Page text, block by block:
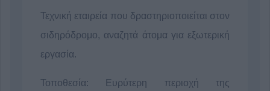
Τεχνική εταιρεία που δραστηριοποιείται στον
σιδηρόδρομο, αναζητά άτομα για εξωτερική
εργασία.
Τοποθεσία: Ευρύτερη περιοχή της